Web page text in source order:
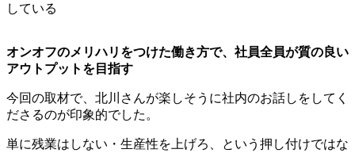
している
オンオフのメリハリをつけた働き方で、社員全員が質の良い
アウトプットを目指す
今回の取材で、北川さんが楽しそうに社内のお話しをしてく
ださるのが印象的でした。
単に残業はしない・生産性を上げろ、という押し付けではな